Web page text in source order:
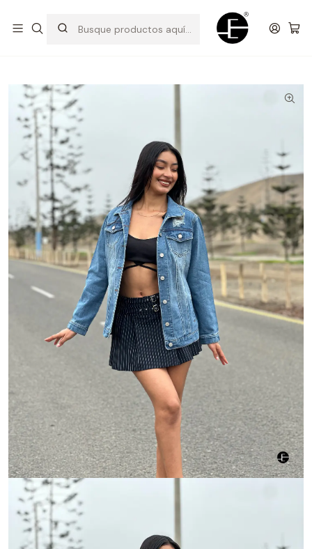
Prendas cómodas y exclusivas para renovar tu estilo
Casaca Oversizes CR (Rígido) - Maíz